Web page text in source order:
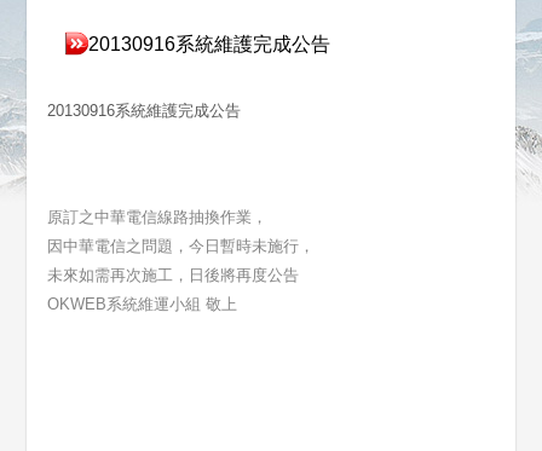
20130916系統維護完成公告
20130916系統維護完成公告
原訂之中華電信線路抽換作業，
因中華電信之問題，今日暫時未施行，
未來如需再次施工，日後將再度公告
OKWEB系統維運小組 敬上